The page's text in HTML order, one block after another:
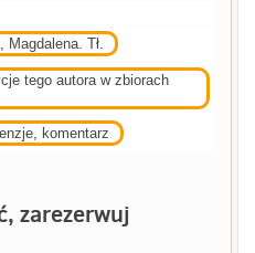
Magdalena. Tł.
tego autora w zbiorach
komentarz
zarezerwuj